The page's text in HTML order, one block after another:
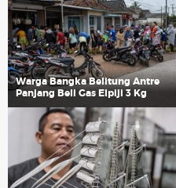
Warga Bangka Belitung Antre
Panjang Beli Gas Elpiji 3 Kg